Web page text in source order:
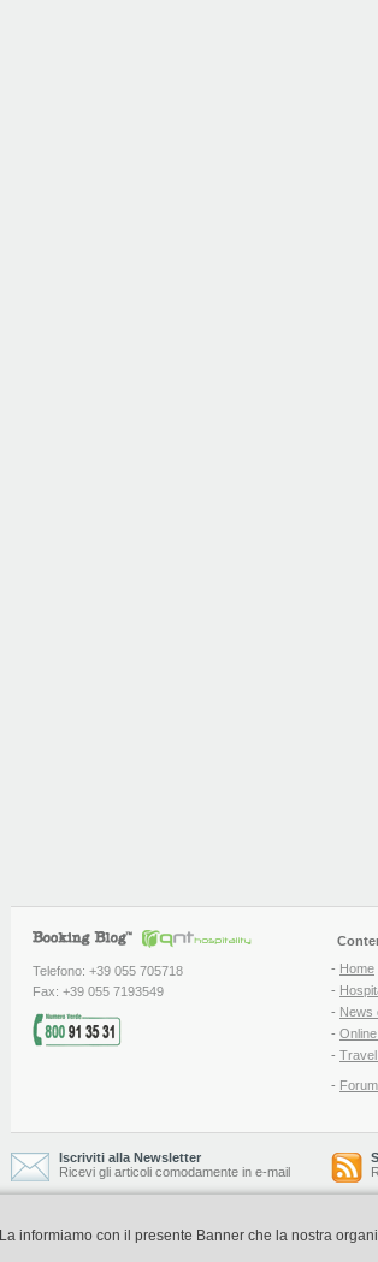
Telefono: +39 055 705718
Fax: +39 055 7193549
- Home
-
- News
-
-
- Forum
Iscriviti alla Newsletter
Ricevi gli articoli comodamente in e-mail
Booking Blog è realizzato e curato da
La informiamo con il presente Banner che la nostra